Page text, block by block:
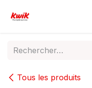
Tous les produits